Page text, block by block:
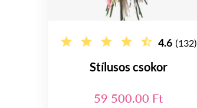
4.6 (132)
Stílusos csokor
59 500.00 Ft